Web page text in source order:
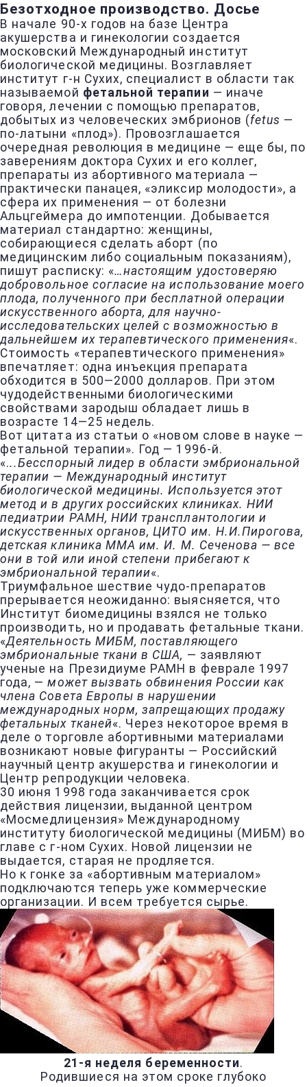
Безотходное производство. Досье
В начале 90-х годов на базе Центра
акушерства и гинекологии создается
московский Международный институт
биологической медицины. Возглавляет
институт г-н Сухих, специалист в области так
называемой фетальной терапии — иначе
говоря, лечении с помощью препаратов,
добытых из человеческих эмбрионов (fetus —
по-латыни «плод»). Провозглашается
очередная революция в медицине — еще бы, по
заверениям доктора Сухих и его коллег,
препараты из абортивного материала —
практически панацея, «эликсир молодости», а
сфера их применения — от болезни
Альцгеймера до импотенции. Добывается
материал стандартно: женщины,
собирающиеся сделать аборт (по
медицинским либо социальным показаниям),
пишут расписку: «…настоящим удостоверяю
добровольное согласие на использование моего
плода, полученного при бесплатной операции
искусственного аборта, для научно-
исследовательских целей с возможностью в
дальнейшем их терапевтического применения«.
Стоимость «терапевтического применения»
впечатляет: одна инъекция препарата
обходится в 500—2000 долларов. При этом
чудодейственными биологическими
свойствами зародыш обладает лишь в
возрасте 14—25 недель.
Вот цитата из статьи о «новом слове в науке —
фетальной терапии». Год — 1996-й.
«...Бесспорный лидер в области эмбриональной
терапии — Международный институт
биологической медицины. Используется этот
метод и в других российских клиниках. НИИ
педиатрии РАМН, НИИ трансплантологии и
искусственных органов, ЦИТО им. Н.И.Пирогова,
детская клиника ММА им. И. М. Сеченова — все
они в той или иной степени прибегают к
эмбриональной терапии«.
Триумфальное шествие чудо-препаратов
прерывается неожиданно: выясняется, что
Институт биомедицины взялся не только
производить, но и продавать фетальные ткани.
«Деятельность МИБМ, поставляющего
эмбриональные ткани в США, — заявляют
ученые на Президиуме РАМН в феврале 1997
года, —может вызвать обвинения России как
члена Совета Европы в нарушении
международных норм, запрещающих продажу
фетальных тканей«. Через некоторое время в
деле о торговле абортивными материалами
возникают новые фигуранты — Российский
научный центр акушерства и гинекологии и
Центр репродукции человека.
30 июня 1998 года заканчивается срок
действия лицензии, выданной центром
«Мосмедлицензия» Международному
институту биологической медицины (МИБМ) во
главе с г-ном Сухих. Новой лицензии не
выдается, старая не продляется.
Но к гонке за «абортивным материалом»
подключаются теперь уже коммерческие
организации. И всем требуется сырье.
21-я неделя беременности.
Родившиеся на этом сроке глубоко